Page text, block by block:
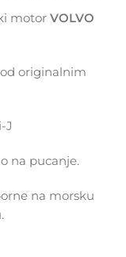
motor VOLVO
originalnim
J
na pucanje.
na morsku